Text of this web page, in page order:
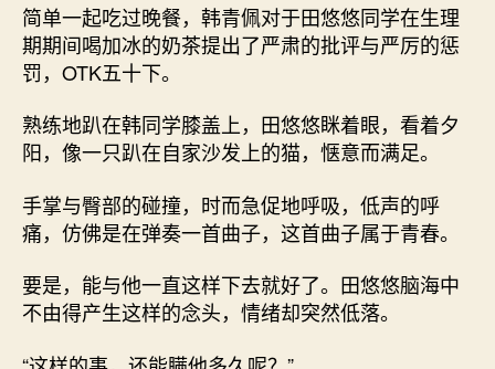
简单一起吃过晚餐，韩青佩对于田悠悠同学在生理
期期间喝加冰的奶茶提出了严肃的批评与严厉的惩
罚，OTK五十下。
熟练地趴在韩同学膝盖上，田悠悠眯着眼，看着夕
阳，像一只趴在自家沙发上的猫，惬意而满足。
手掌与臀部的碰撞，时而急促地呼吸，低声的呼
痛，仿佛是在弹奏一首曲子，这首曲子属于青春。
要是，能与他一直这样下去就好了。田悠悠脑海中
不由得产生这样的念头，情绪却突然低落。